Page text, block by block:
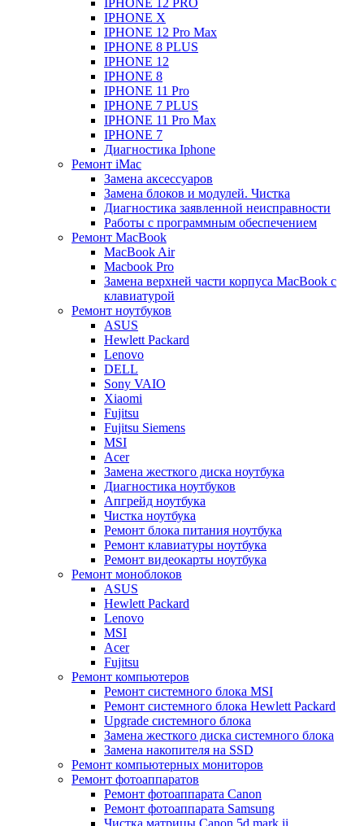
IPHONE 12 PRO
IPHONE X
IPHONE 12 Pro Max
IPHONE 8 PLUS
IPHONE 12
IPHONE 8
IPHONE 11 Pro
IPHONE 7 PLUS
IPHONE 11 Pro Max
IPHONE 7
Диагностика Iphone
Ремонт iMac
Замена аксессуаров
Замена блоков и модулей. Чистка
Диагностика заявленной неисправности
Работы с программным обеспечением
Ремонт MacBook
MacBook Air
Macbook Pro
Замена верхней части корпуса MacBook с
клавиатурой
Ремонт ноутбуков
ASUS
Hewlett Packard
Lenovo
DELL
Sony VAIO
Xiaomi
Fujitsu
Fujitsu Siemens
MSI
Acer
Замена жесткого диска ноутбука
Диагностика ноутбуков
Апгрейд ноутбука
Чистка ноутбука
Ремонт блока питания ноутбука
Ремонт клавиатуры ноутбука
Ремонт видеокарты ноутбука
Ремонт моноблоков
ASUS
Hewlett Packard
Lenovo
MSI
Acer
Fujitsu
Ремонт компьютеров
Ремонт системного блока MSI
Ремонт системного блока Hewlett Packard
Upgrade системного блока
Замена жесткого диска системного блока
Замена накопителя на SSD
Ремонт компьютерных мониторов
Ремонт фотоаппаратов
Ремонт фотоаппарата Canon
Ремонт фотоаппарата Samsung
Чистка матрицы Canon 5d mark ii